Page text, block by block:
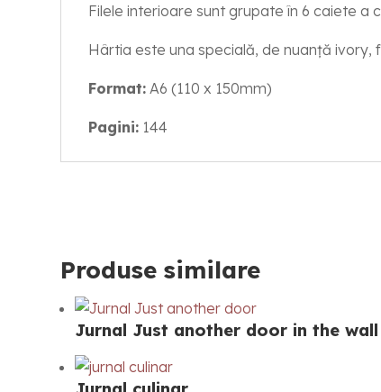
Filele interioare sunt grupate în 6 caiete a
Hârtia este una specială, de nuanță
Format: A6 (110 x 150mm)
Pagini: 144
Produse similare
Jurnal Just another door in the wall